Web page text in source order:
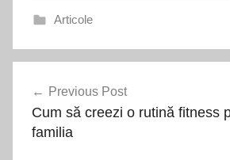
Articole
articole
Previous Post
Cum să creezi o rutină fitness
familia